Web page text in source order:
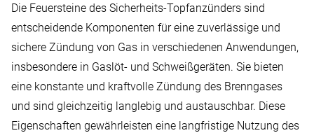
Die Feuersteine des Sicherheits-Topfanzünders sind
entscheidende Komponenten für eine zuverlässige und
sichere Zündung von Gas in verschiedenen Anwendungen,
insbesondere in Gaslöt- und Schweißgeräten. Sie bieten
eine konstante und kraftvolle Zündung des Brenngases
und sind gleichzeitig langlebig und austauschbar. Diese
Eigenschaften gewährleisten eine langfristige Nutzung des